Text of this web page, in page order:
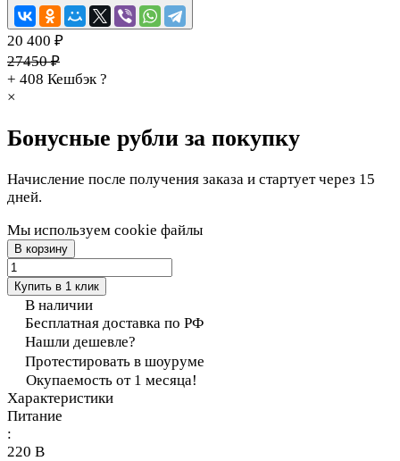
20 400 ₽
27450 ₽
+ 408 Кешбэк ?
×
Бонусные рубли за покупку
Начисление после получения заказа и стартует через 15
дней.
Мы используем cookie файлы
В корзину
Купить в 1 клик
В наличии
Бесплатная доставка по РФ
Нашли дешевле?
Протестировать в шоуруме
Окупаемость от 1 месяца!
Характеристики
Питание
:
220 В